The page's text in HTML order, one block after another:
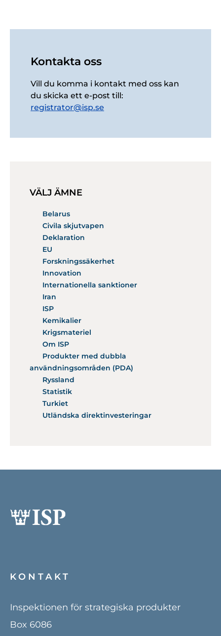
Kontakta oss
Vill du komma i kontakt med oss kan
du skicka ett e-post till:
registrator@isp.se
VÄLJ ÄMNE
Belarus
Civila skjutvapen
Deklaration
EU
Forskningssäkerhet
Innovation
Internationella sanktioner
Iran
ISP
Kemikalier
Krigsmateriel
Om ISP
Produkter med dubbla
användningsområden (PDA)
Ryssland
Statistik
Turkiet
Utländska direktinvesteringar
KONTAKT
Inspektionen för strategiska produkter
Box 6086